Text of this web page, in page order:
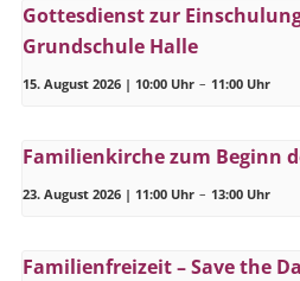
Gottesdienst zur
Grundschule Halle
15. August 2026 | 10:00 Uhr – 11:00 Uhr
Familienkirche zum Beginn
23. August 2026 | 11:00 Uhr – 13:00 Uhr
Familienfreizeit – Save the